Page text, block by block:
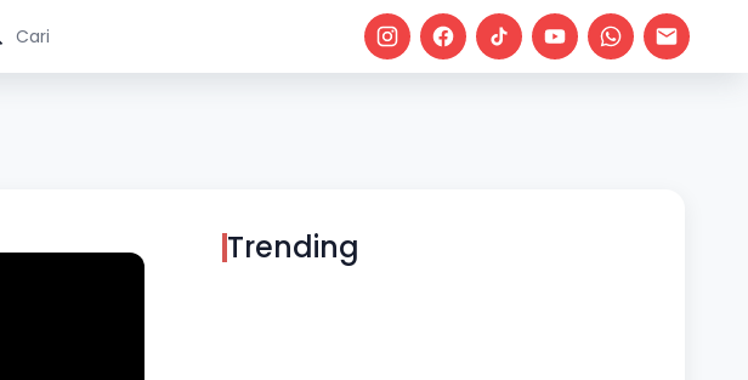
Trending